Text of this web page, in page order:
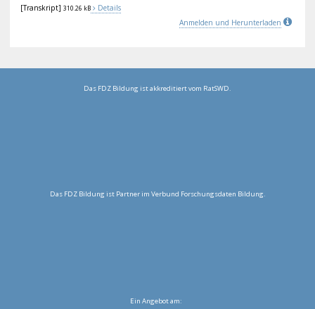
[Transkript] 310.26 kB
Details
Anmelden und Herunterladen
Das FDZ Bildung ist akkreditiert vom RatSWD.
Das FDZ Bildung ist Partner im Verbund Forschungsdaten Bildung.
Ein Angebot am: